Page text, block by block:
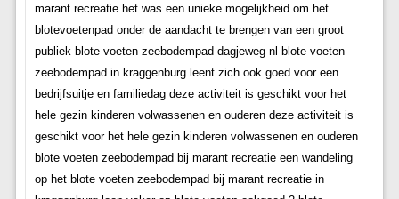
marant recreatie het was een unieke mogelijkheid om het
blotevoetenpad onder de aandacht te brengen van een groot
publiek blote voeten zeebodempad dagjeweg nl blote voeten
zeebodempad in kraggenburg leent zich ook goed voor een
bedrijfsuitje en familiedag deze activiteit is geschikt voor het
hele gezin kinderen volwassenen en ouderen deze activiteit is
geschikt voor het hele gezin kinderen volwassenen en ouderen
blote voeten zeebodempad bij marant recreatie een wandeling
op het blote voeten zeebodempad bij marant recreatie in